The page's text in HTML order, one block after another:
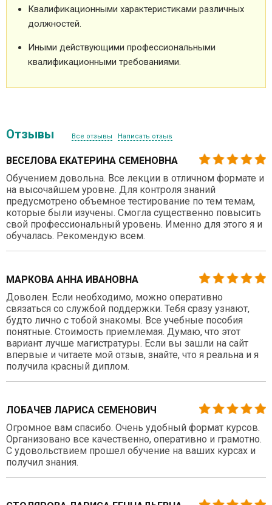
Квалификационными характеристиками различных
должностей.
Иными действующими профессиональными
квалификационными требованиями.
Отзывы Все отзывы Написать отзыв
ВЕСЕЛОВА ЕКАТЕРИНА СЕМЕНОВНА
Обучением довольна. Все лекции в отличном формате и
на высочайшем уровне. Для контроля знаний
предусмотрено объемное тестирование по тем темам,
которые были изучены. Смогла существенно повысить
свой профессиональный уровень. Именно для этого я и
обучалась. Рекомендую всем.
МАРКОВА АННА ИВАНОВНА
Доволен. Если необходимо, можно оперативно
связаться со службой поддержки. Тебя сразу узнают,
будто лично с тобой знакомы. Все учебные пособия
понятные. Стоимость приемлемая. Думаю, что этот
вариант лучше магистратуры. Если вы зашли на сайт
впервые и читаете мой отзыв, знайте, что я реальна и я
получила красный диплом.
ЛОБАЧЕВ ЛАРИСА СЕМЕНОВИЧ
Огромное вам спасибо. Очень удобный формат курсов.
Организовано все качественно, оперативно и грамотно.
С удовольствием прошел обучение на ваших курсах и
получил знания.